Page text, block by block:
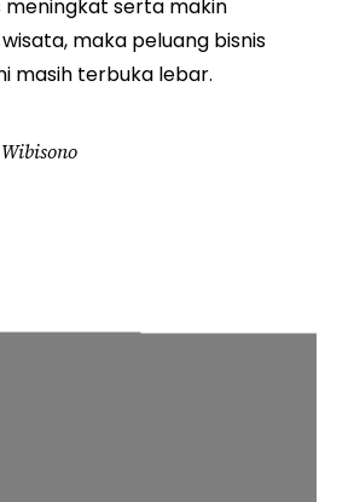
meningkat serta makin
maka peluang bisnis
masih terbuka lebar.